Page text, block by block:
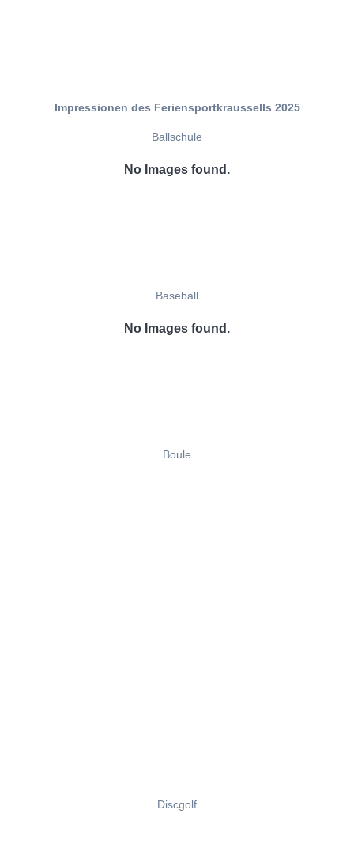
Impressionen des Feriensportkraussells 2025
Ballschule
No Images found.
Baseball
No Images found.
Boule
Discgolf